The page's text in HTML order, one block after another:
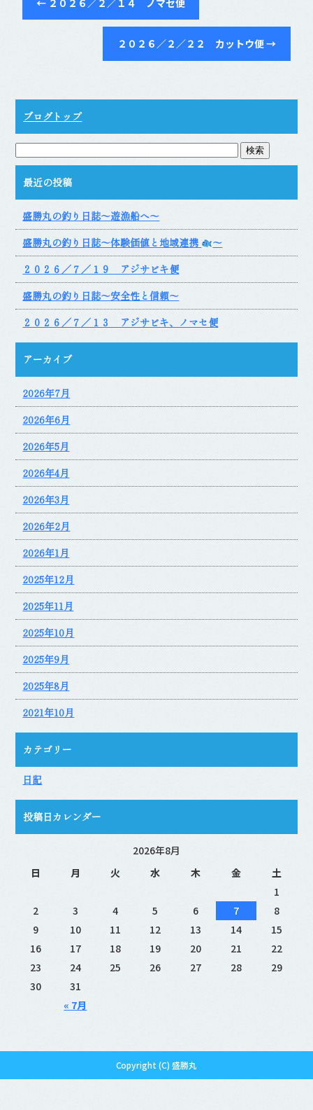
２０２６／２／２２ カットウ便→
ブログトップ
最近の投稿
盛勝丸の釣り日誌～遊漁船へ～
盛勝丸の釣り日誌～体験価値と地域連携
～
２０２６／７／１９ アジサビキ便
盛勝丸の釣り日誌～安全性と信頼～
２０２６／７／１３ アジサビキ、ノマセ便
アーカイブ
2026年7月
2026年6月
2026年5月
2026年4月
2026年3月
2026年2月
2026年1月
2025年12月
2025年11月
2025年10月
2025年9月
2025年8月
2021年10月
カテゴリー
日記
投稿日カレンダー
2026年8月
日
月 火 水 木 金 土
« 7月
1
2
3 4 5 6 7
8
9
10 11 12 13 14
15
16
17 18 19 20 21
22
23
24 25 26 27 28
29
30
31
Copyright (C) 盛勝丸